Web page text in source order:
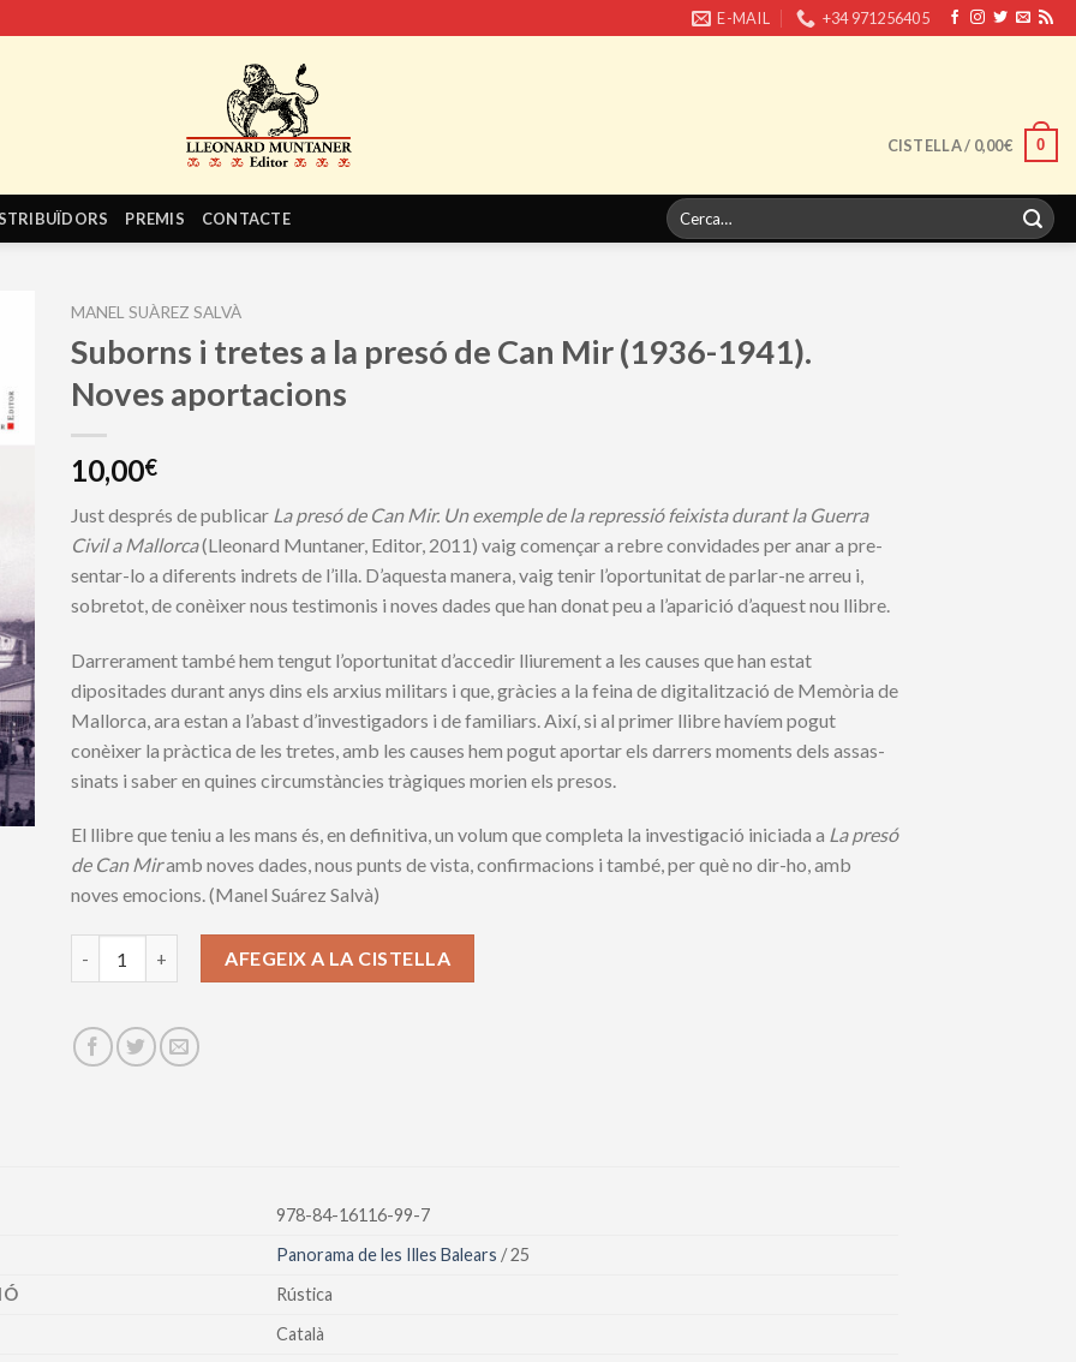
E-MAIL +34 971256405
CISTELLA / 0,00€ 0
PREMIS CONTACTE
Cerca
de:
MANEL SUÀREZ SALVÀ
Suborns i tretes a la presó de Can Mir (1936-1941).
Noves aportacions
10,00€
Just després de publicar La presó de Can Mir. Un exemple de la repressió feixista durant la Guerra
Civil a Mallorca(Lleonard Muntaner, Editor, 2011) vaig començar a rebre convidades per anar a pre­
sentar-lo a diferents indrets de l’illa. D’aquesta manera, vaig tenir l’oportunitat de parlar-ne arreu i,
sobretot, de conèixer nous testimonis i noves dades que han donat peu a l’aparició d’aquest nou llibre.
Darrerament també hem tengut l’o­por­tunitat d’accedir lliurement a les causes que han estat
dipositades durant anys dins els arxius militars i que, gràcies a la feina de digitalització de Memòria de
Mallorca, ara estan a l’abast d’in­ves­tigadors i de familiars. Així, si al primer llibre havíem pogut
conèixer la pràctica de les tretes, amb les causes hem pogut aportar els darrers moments dels as­sas­
sinats i saber en quines circumstàncies tràgiques morien els presos.
El llibre que teniu a les mans és, en definitiva, un volum que completa la investigació iniciada a La presó
de Can Miramb noves dades, nous punts de vista, confirmacions i també, per què no dir-ho, amb
noves emocions. (Manel Suárez Salvà)
Suborns i tretes a la presó de Can Mir (1936-1941). Noves aportacions quantity
AFEGEIX A LA CISTELLA
978-84-16116-99-7
Panorama de les Illes Balears / 25
Rústica
Català